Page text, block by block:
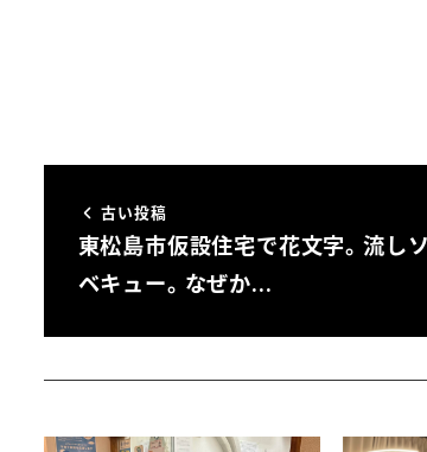
古い投稿
東松島市仮設住宅で花文字。流し
ベキュー。なぜか…